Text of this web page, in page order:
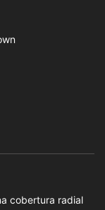
cobertura radial